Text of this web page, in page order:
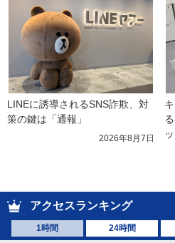
LINEに誘導されるSNS詐欺、対
策の鍵は「通報」
2026年8月7日
アクセスランキング
1時間 24時間